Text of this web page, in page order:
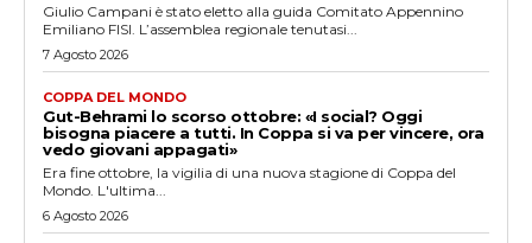
Giulio Campani è stato eletto alla guida Comitato Appennino
Emiliano FISI. L’assemblea regionale tenutasi...
7 Agosto 2026
COPPA DEL MONDO
Gut-Behrami lo scorso ottobre: «I social? Oggi
bisogna piacere a tutti. In Coppa si va per vincere, ora
vedo giovani appagati»
Era fine ottobre, la vigilia di una nuova stagione di Coppa del
Mondo. L'ultima...
6 Agosto 2026